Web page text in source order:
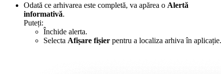
Odată ce arhivarea este completă, va apărea o Alertă
informativă.
Puteți:
Închide alerta.
Selecta Afișare fișier pentru a localiza arhiva în aplicație.